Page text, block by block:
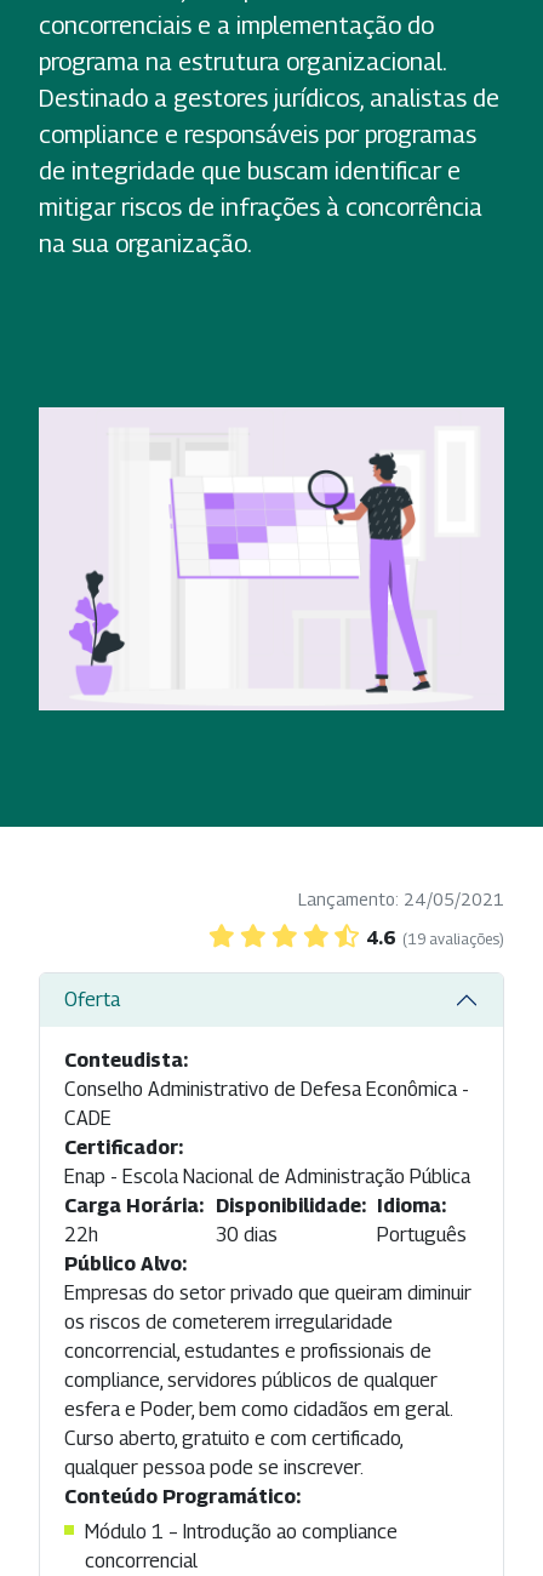
concorrenciais e a implementação do
programa na estrutura organizacional.
Destinado a gestores jurídicos, analistas de
compliance e responsáveis por programas
de integridade que buscam identificar e
mitigar riscos de infrações à concorrência
na sua organização.
Lançamento: 24/05/2021
4.6 (19 avaliações)
Oferta
Conteudista:
Conselho Administrativo de Defesa Econômica -
CADE
Certificador:
Enap - Escola Nacional de Administração Pública
Carga Horária:
22h
Disponibilidade:
30 dias
Idioma:
Português
Público Alvo:
Empresas do setor privado que queiram diminuir
os riscos de cometerem irregularidade
concorrencial, estudantes e profissionais de
compliance, servidores públicos de qualquer
esfera e Poder, bem como cidadãos em geral.
Curso aberto, gratuito e com certificado,
qualquer pessoa pode se inscrever.
Conteúdo Programático:
Módulo 1 – Introdução ao compliance
concorrencial